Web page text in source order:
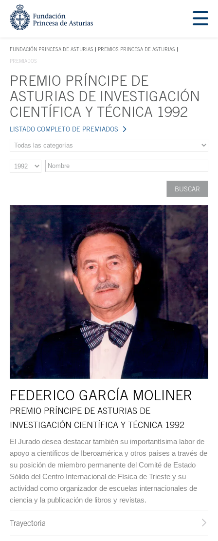
Saltar navegación. Ir directamente al contenido principal
FUNDACIÓN PRINCESA DE ASTURIAS
TECLA DE ACCESO 1
PREMIOS PRINCESA DE ASTURIAS
PREMIADOS
Contenido principal
PREMIO PRÍNCIPE DE
ASTURIAS DE INVESTIGACIÓN
CIENTÍFICA Y TÉCNICA 1992
LISTADO COMPLETO DE PREMIADOS
FEDERICO GARCÍA MOLINER
PREMIO PRÍNCIPE DE ASTURIAS DE
INVESTIGACIÓN CIENTÍFICA Y TÉCNICA 1992
El Jurado desea destacar también su importantísima labor de
apoyo a científicos de Iberoamérica y otros países a través de
su posición de miembro permanente del Comité de Estado
Sólido del Centro Internacional de Física de Trieste y su
actividad como organizador de escuelas internacionales de
ciencia y la publicación de libros y revistas.
Trayectoria